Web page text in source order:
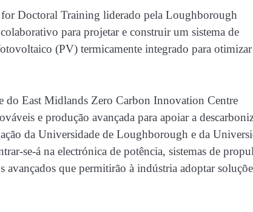
Doctoral Training liderado pela Loughborough
para projetar e construir um sistema de
(PV) termicamente integrado para otimizar
do East Midlands Zero Carbon Innovation Centre
​​e produção avançada para apoiar a
da Universidade de Loughborough e da
se-á na electrónica de potência, sistemas de
que permitirão à indústria adoptar